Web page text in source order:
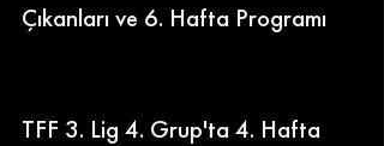
Çıkanları ve 6. Hafta Programı
TFF 3. Lig 4. Grup'ta 4. Hafta